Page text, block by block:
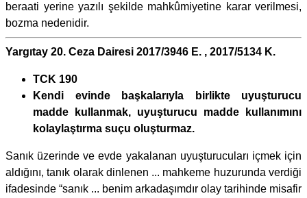
beraati yerine yazılı şekilde mahkûmiyetine karar verilmesi,
bozma nedenidir.
Yargıtay 20. Ceza Dairesi 2017/3946 E. , 2017/5134 K.
TCK 190
Kendi evinde başkalarıyla birlikte uyuşturucu
madde kullanmak, uyuşturucu madde kullanımını
kolaylaştırma suçu oluşturmaz.
Sanık üzerinde ve evde yakalanan uyuşturucuları içmek için
aldığını, tanık olarak dinlenen ... mahkeme huzurunda verdiği
ifadesinde “sanık ... benim arkadaşımdır olay tarihinde misafir